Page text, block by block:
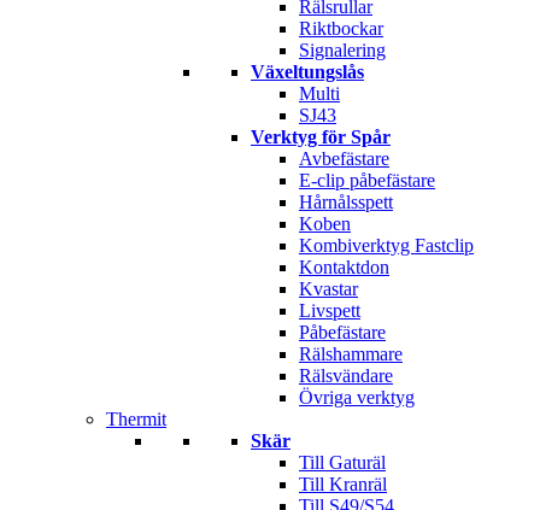
Rälsrullar
Riktbockar
Signalering
Växeltungslås
Multi
SJ43
Verktyg för Spår
Avbefästare
E-clip påbefästare
Hårnålsspett
Koben
Kombiverktyg Fastclip
Kontaktdon
Kvastar
Livspett
Påbefästare
Rälshammare
Rälsvändare
Övriga verktyg
Thermit
Skär
Till Gaturäl
Till Kranräl
Till S49/S54